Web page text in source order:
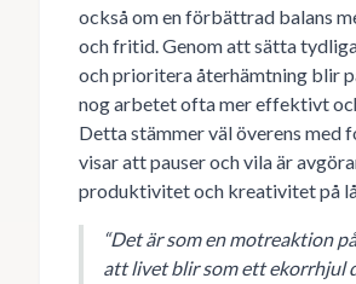
också om en förbättrad balans
och fritid. Genom att sätta
och prioritera återhämtning blir
nog arbetet ofta mer effektivt
Detta stämmer väl överens med
visar att pauser och vila är
produktivitet och kreativitet på
“Det är som en motreaktion
att livet blir som ett ekorrhjul